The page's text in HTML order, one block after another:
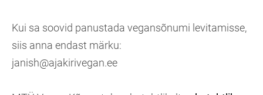
Kui sa soovid panustada vegansõnumi levitamisse,
siis anna endast märku:
janish@ajakirivegan.ee